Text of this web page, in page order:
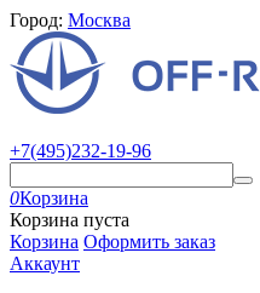
Город: Москва
+7(495)232-19-96
0Корзина
Корзина пуста
Корзина Оформить заказ
Аккаунт